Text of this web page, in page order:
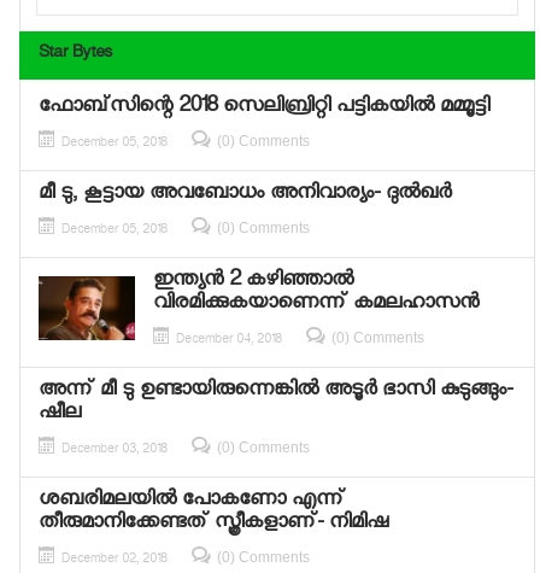
Star Bytes
ഫോബ്‌സിന്റെ 2018 സെലിബ്രിറ്റി പട്ടികയില്‍ മമ്മൂട്ടി
December 05, 2018 (0) Comments
മീ ടു, കൂട്ടായ അവബോധം അനിവാര്യം- ദുല്‍ഖര്‍
December 05, 2018 (0) Comments
ഇന്ത്യന്‍ 2 കഴിഞ്ഞാല്‍
വിരമിക്കുകയാണെന്ന് കമലഹാസന്‍
December 04, 2018 (0) Comments
അന്ന് മീ ടു ഉണ്ടായിരുന്നെങ്കില്‍ അടൂര്‍ ഭാസി കുടുങ്ങും-
ഷീല
December 03, 2018 (0) Comments
ശബരിമലയില്‍ പോകണോ എന്ന്
തീരുമാനിക്കേണ്ടത് സ്ത്രീകളാണ്- നിമിഷ
December 02, 2018 (0) Comments